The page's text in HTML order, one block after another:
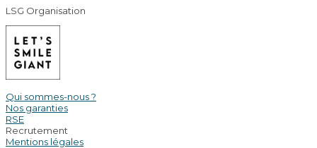
LSG Organisation
Qui sommes-nous ?
Nos garanties
RSE
Recrutement
Mentions légales